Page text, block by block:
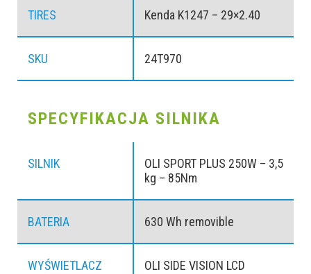
TIRES Kenda K1247 – 29×2.40
SKU 24T970
SPECYFIKACJA SILNIKA
SILNIK
OLI SPORT PLUS 250W – 3,5
kg – 85Nm
BATERIA 630 Wh removible
WYŚWIETLACZ OLI SIDE VISION LCD